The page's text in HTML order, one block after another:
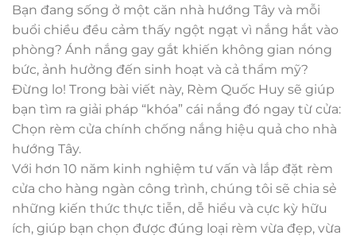
Bạn đang sống ở một căn nhà hướng Tây và mỗi
buổi chiều đều cảm thấy ngột ngạt vì nắng hắt vào
phòng? Ánh nắng gay gắt khiến không gian nóng
bức, ảnh hưởng đến sinh hoạt và cả thẩm mỹ?
Đừng lo! Trong bài viết này, Rèm Quốc Huy sẽ giúp
bạn tìm ra giải pháp “khóa” cái nắng đó ngay từ cửa:
Chọn rèm cửa chính chống nắng hiệu quả cho nhà
hướng Tây.
Với hơn 10 năm kinh nghiệm tư vấn và lắp đặt rèm
cửa cho hàng ngàn công trình, chúng tôi sẽ chia sẻ
những kiến thức thực tiễn, dễ hiểu và cực kỳ hữu
ích, giúp bạn chọn được đúng loại rèm vừa đẹp, vừa